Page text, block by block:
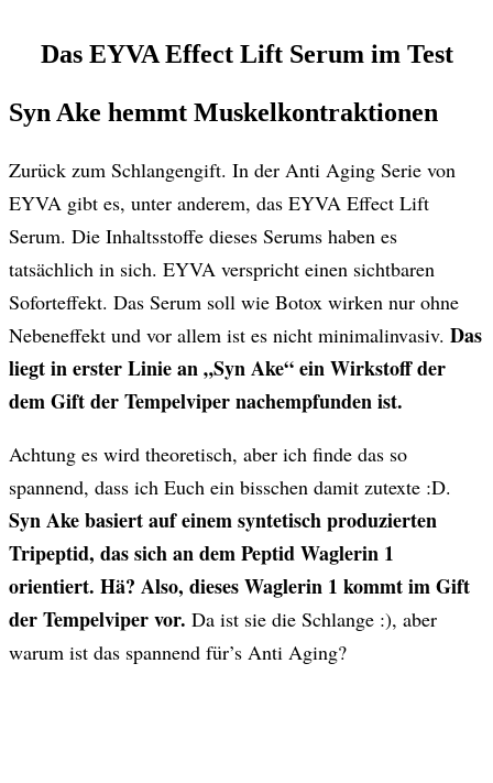
Das EYVA Effect Lift Serum im Test
Syn Ake hemmt Muskelkontraktionen
Zurück zum Schlangengift. In der Anti Aging Serie von
EYVA gibt es, unter anderem, das EYVA Effect Lift
Serum. Die Inhaltsstoffe dieses Serums haben es
tatsächlich in sich. EYVA verspricht einen sichtbaren
Soforteffekt. Das Serum soll wie Botox wirken nur ohne
Nebeneffekt und vor allem ist es nicht minimalinvasiv. Das
liegt in erster Linie an „Syn Ake“ ein Wirkstoff der
dem Gift der Tempelviper nachempfunden ist.
Achtung es wird theoretisch, aber ich finde das so
spannend, dass ich Euch ein bisschen damit zutexte :D.
Syn Ake basiert auf einem syntetisch produzierten
Tripeptid, das sich an dem Peptid Waglerin 1
orientiert. Hä? Also, dieses Waglerin 1 kommt im Gift
der Tempelviper vor. Da ist sie die Schlange :), aber
warum ist das spannend für’s Anti Aging?